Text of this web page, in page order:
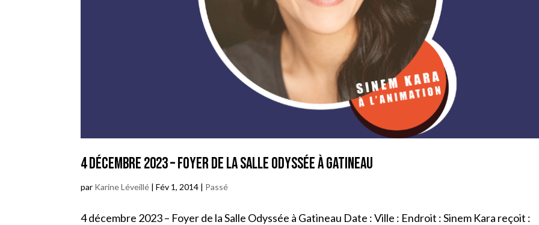
4 décembre 2023 – Foyer de la Salle Odyssée à Gatineau
par Karine Léveillé |Fév 1, 2014 | Passé
4 décembre 2023 – Foyer de la Salle Odyssée à Gatineau Date : Ville : Endroit : Sinem Kara reçoit :